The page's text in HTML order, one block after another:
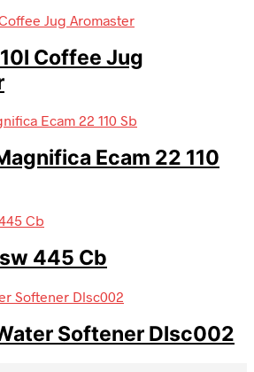
Coffee Jug
Ecam 22 110
445 Cb
Softener Dlsc002